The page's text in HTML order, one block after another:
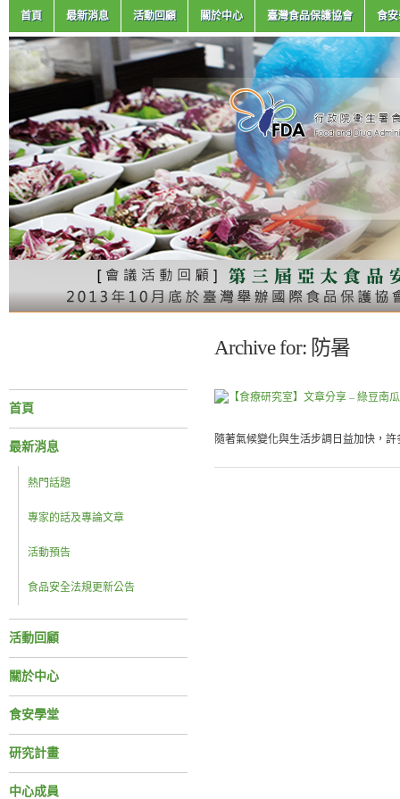
首頁 最新消息 活動回顧 關於中心 臺灣食品保護協會 食
Archive for: 防暑
首頁
最新消息
熱門話題
專家的話及專論文章
活動預告
食品安全法規更新公告
活動回顧
關於中心
食安學堂
研究計畫
中心成員
隨著氣候變化與生活步調日益加快，